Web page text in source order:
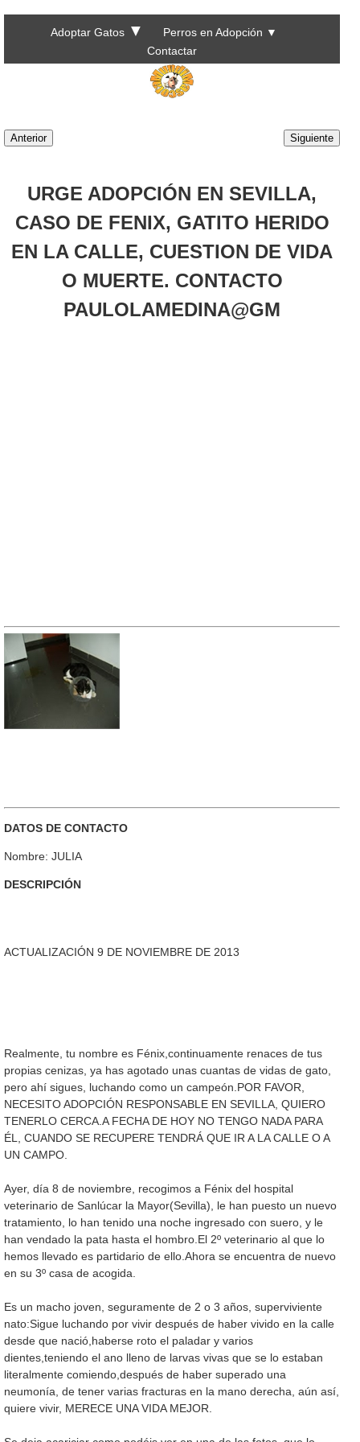
Adoptar Gatos ▼ Perros en Adopción ▼
Contactar
Anterior Siguiente
URGE ADOPCIÓN EN SEVILLA,
CASO DE FENIX, GATITO HERIDO
EN LA CALLE, CUESTION DE VIDA
O MUERTE. CONTACTO
PAULOLAMEDINA@GM
DATOS DE CONTACTO
Nombre: JULIA
DESCRIPCIÓN
ACTUALIZACIÓN 9 DE NOVIEMBRE DE 2013
Realmente, tu nombre es Fénix,continuamente renaces de tus
propias cenizas, ya has agotado unas cuantas de vidas de gato,
pero ahí sigues, luchando como un campeón.POR FAVOR,
NECESITO ADOPCIÓN RESPONSABLE EN SEVILLA, QUIERO
TENERLO CERCA.A FECHA DE HOY NO TENGO NADA PARA
ÉL, CUANDO SE RECUPERE TENDRÁ QUE IR A LA CALLE O A
UN CAMPO.
Ayer, día 8 de noviembre, recogimos a Fénix del hospital
veterinario de Sanlúcar la Mayor(Sevilla), le han puesto un nuevo
tratamiento, lo han tenido una noche ingresado con suero, y le
han vendado la pata hasta el hombro.El 2º veterinario al que lo
hemos llevado es partidario de ello.Ahora se encuentra de nuevo
en su 3º casa de acogida.
Es un macho joven, seguramente de 2 o 3 años, superviviente
nato:Sigue luchando por vivir después de haber vivido en la calle
desde que nació,haberse roto el paladar y varios
dientes,teniendo el ano lleno de larvas vivas que se lo estaban
literalmente comiendo,después de haber superado una
neumonía, de tener varias fracturas en la mano derecha, aún así,
quiere vivir, MERECE UNA VIDA MEJOR.